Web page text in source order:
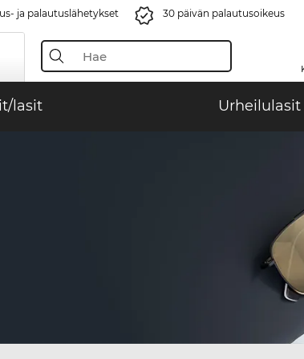
ja palautuslähetykset 30 päivän palautusoikeus
lasit Urheilulasit